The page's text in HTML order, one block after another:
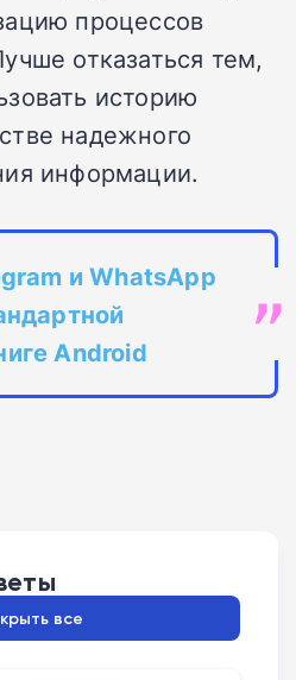
процессов
отказаться тем,
историю
надежного
информации.
и WhatsApp
Android
все